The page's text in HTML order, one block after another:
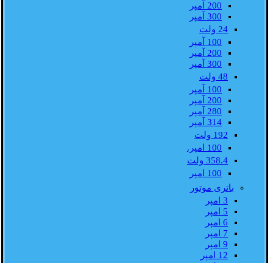
200 آمپر
300 آمپر
24 ولت
100 آمپر
200 آمپر
300 آمپر
48 ولت
100 آمپر
200 آمپر
280 آمپر
314 آمپر
192 ولت
100 امپر.
358.4 ولت
100 امپر
باتری موتور
3 امپر
5 امپر
6 امپر
7 امپر
9 امپر
12 امپر